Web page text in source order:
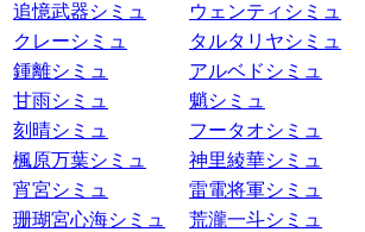
追憶武器シミュ
ウェンティシミュ
クレーシミュ
タルタリヤシミュ
鍾離シミュ
アルベドシミュ
甘雨シミュ
魈シミュ
刻晴シミュ
フータオシミュ
楓原万葉シミュ
神里綾華シミュ
宵宮シミュ
雷電将軍シミュ
珊瑚宮心海シミュ
荒瀧一斗シミュ